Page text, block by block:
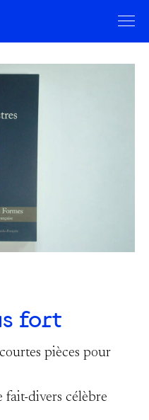
fort
pièces pour
fait-divers célèbre